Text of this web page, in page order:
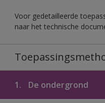
Voor gedetailleerde
naar het technische
1. De ondergrond